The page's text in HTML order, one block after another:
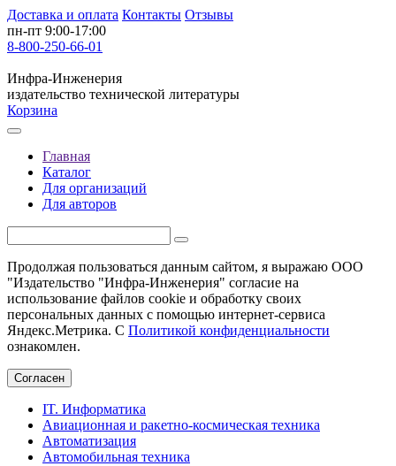
Доставка и оплата Контакты Отзывы
пн-пт 9:00-17:00
8-800-250-66-01
Инфра-Инженерия
издательство технической литературы
Корзина
Главная
Каталог
Для организаций
Для авторов
Продолжая пользоваться данным сайтом, я выражаю ООО
"Издательство "Инфра-Инженерия" согласие на
использование файлов cookie и обработку своих
персональных данных с помощью интернет-сервиса
Яндекс.Метрика. С Политикой конфиденциальности
ознакомлен.
Согласен
IT. Информатика
Авиационная и ракетно-космическая техника
Автоматизация
Автомобильная техника